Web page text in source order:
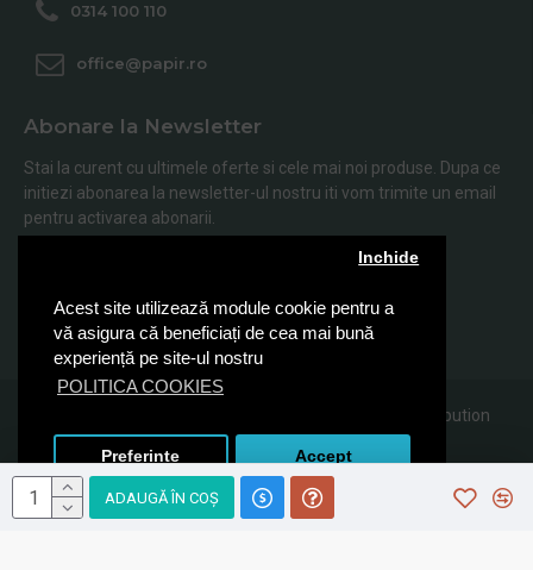
Acest site utilizează module cookie pentru a
vă asigura că beneficiați de cea mai bună
experiență pe site-ul nostru
POLITICA COOKIES
Inchide
Preferinte Accept
ADAUGĂ ÎN COŞ
0314 100 110
office@papir.ro
Abonare la Newsletter
Stai la curent cu ultimele oferte si cele mai noi produse. Dupa ce
initiezi abonarea la newsletter-ul nostru iti vom trimite un email
pentru activarea abonarii.
Abonare
Am citit şi sunt de acord cu Politica de Confidentialitate
© 2019, Papir.ro, Toate drepturile rezervate Sanito Distribution